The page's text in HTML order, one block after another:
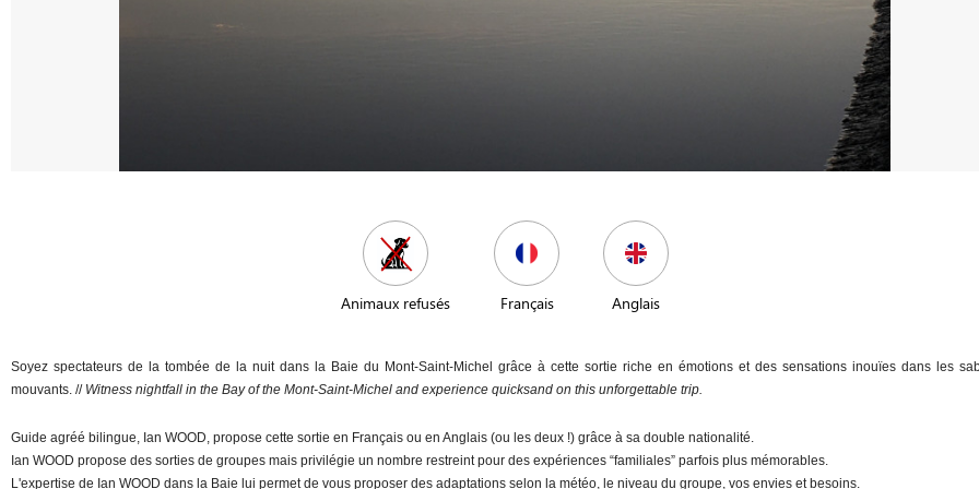
Animaux refusés Français Anglais
Soyez spectateurs de la tombée de la nuit dans la Baie du Mont-Saint-Michel grâce à cette sortie riche en émotions et des sensations inouïes dans les
mouvants. // Witness nightfall in the Bay of the Mont-Saint-Michel and experience quicksand on this unforgettable trip.
Guide agréé bilingue, Ian WOOD, propose cette sortie en Français ou en Anglais (ou les deux !) grâce à sa double nationalité.
Ian WOOD propose des sorties de groupes mais privilégie un nombre restreint pour des expériences “familiales” parfois plus mémorables.
L'expertise de Ian WOOD dans la Baie lui permet de vous proposer des adaptations selon la météo, le niveau du groupe, vos envies et besoins.